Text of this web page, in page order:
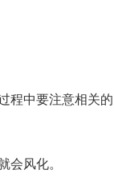
程中要注意相关的
会风化。